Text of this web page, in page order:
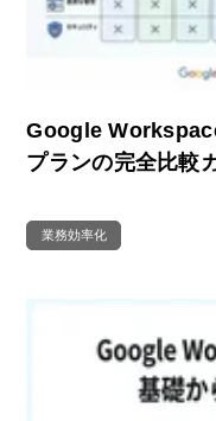
Google
プランの完全比較
業務効率化